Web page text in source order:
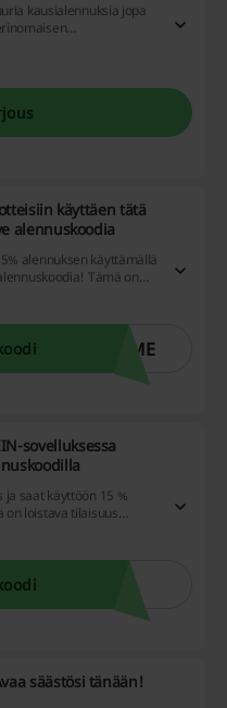
kausialennuksia jopa
käyttäen tätä
alennuskoodia
alennuksen käyttämällä
Tämä on
OME
sovelluksessa
ja saat käyttöön 15 %
on loistava tilaisuus
säästösi tänään!